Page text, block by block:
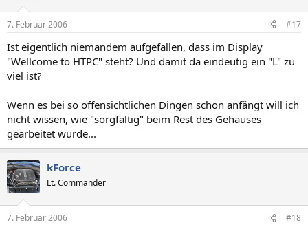
7. Februar 2006 #17
Ist eigentlich niemandem aufgefallen, dass im Display
"Wellcome to HTPC" steht? Und damit da eindeutig ein "L" zu
viel ist?
Wenn es bei so offensichtlichen Dingen schon anfängt will ich
nicht wissen, wie "sorgfältig" beim Rest des Gehäuses
gearbeitet wurde...
kForce
Lt. Commander
7. Februar 2006 #18